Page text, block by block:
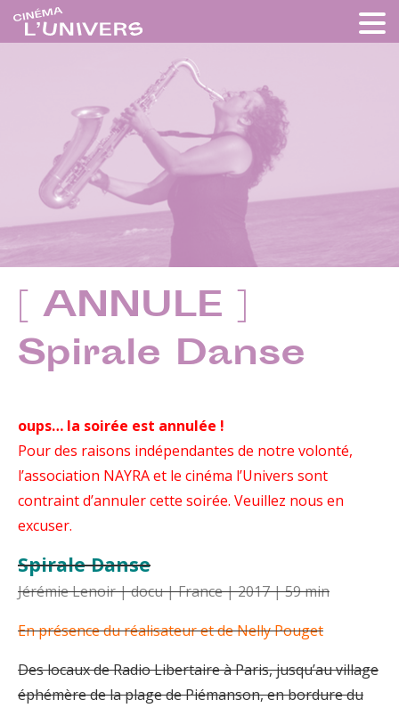
[ ANNULE ]
Spirale Danse
oups… la soirée est annulée !
Pour des raisons indépendantes de notre volonté,
l’association NAYRA et le cinéma l’Univers sont
contraint d’annuler cette soirée. Veuillez nous en
excuser.
Spirale Danse
Jérémie Lenoir | docu | France | 2017 | 59 min
En présence du réalisateur et de Nelly Pouget
Des locaux de Radio Libertaire à Paris, jusqu’au village
éphémère de la plage de Piémanson, en bordure du